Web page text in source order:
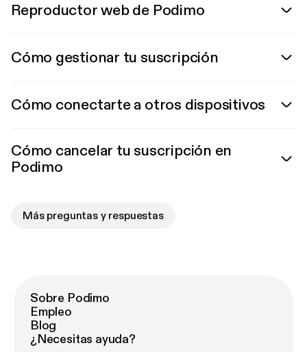
Reproductor web de Podimo
Cómo gestionar tu suscripción
Cómo conectarte a otros dispositivos
Cómo cancelar tu suscripción en
Podimo
Más preguntas y respuestas
Sobre Podimo
Empleo
Blog
¿Necesitas ayuda?